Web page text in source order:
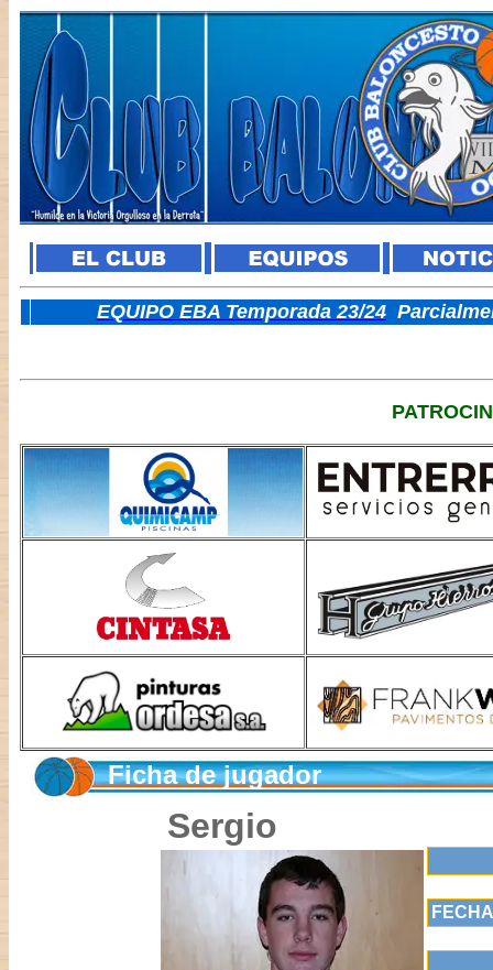
EQUIPO EBA Temporada 23/24
Ficha de jugador
Sergio